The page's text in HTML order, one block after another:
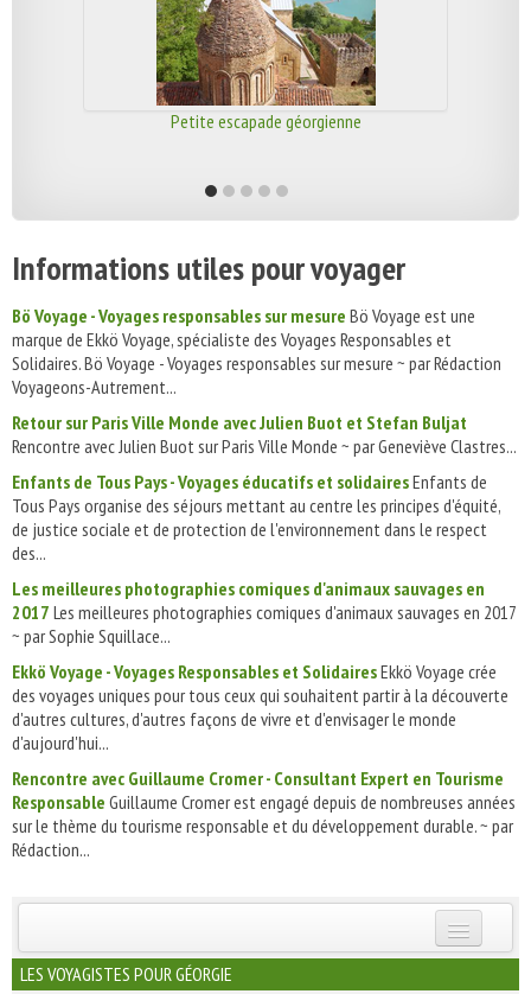
Petite escapade géorgienne
Informations utiles pour voyager
Bö Voyage - Voyages responsables sur mesure Bö Voyage est une
marque de Ekkö Voyage, spécialiste des Voyages Responsables et
Solidaires. Bö Voyage - Voyages responsables sur mesure ~ par Rédaction
Voyageons-Autrement...
Retour sur Paris Ville Monde avec Julien Buot et Stefan Buljat
Rencontre avec Julien Buot sur Paris Ville Monde ~ par Geneviève Clastres...
Enfants de Tous Pays - Voyages éducatifs et solidairesEnfants de
Tous Pays organise des séjours mettant au centre les principes d'équité,
de justice sociale et de protection de l'environnement dans le respect
des...
Les meilleures photographies comiques d'animaux sauvages en
2017 Les meilleures photographies comiques d'animaux sauvages en 2017
~ par Sophie Squillace...
Ekkö Voyage - Voyages Responsables et SolidairesEkkö Voyage crée
des voyages uniques pour tous ceux qui souhaitent partir à la découverte
d'autres cultures, d'autres façons de vivre et d'envisager le monde
d'aujourd'hui...
Rencontre avec Guillaume Cromer - Consultant Expert en Tourisme
Responsable Guillaume Cromer est engagé depuis de nombreuses années
sur le thème du tourisme responsable et du développement durable. ~ par
Rédaction...
INSCRIVEZ-VOUS | ABONNEZ-VOUS
LES VOYAGISTES POUR GÉORGIE